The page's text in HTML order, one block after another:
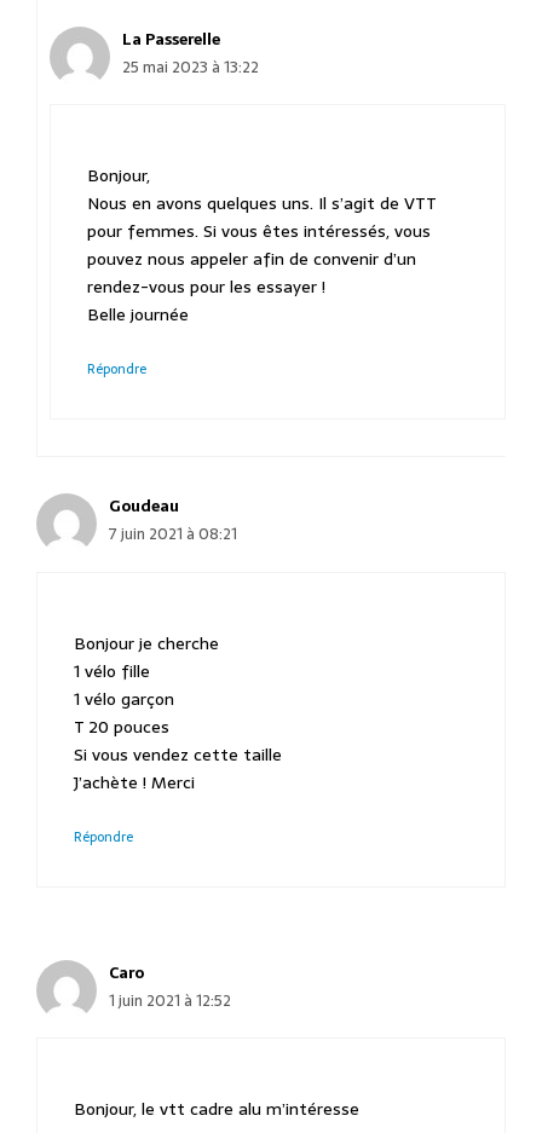
La Passerelle
25 mai 2023 à 13:22
Bonjour,
Nous en avons quelques uns. Il s’agit de VTT
pour femmes. Si vous êtes intéressés, vous
pouvez nous appeler afin de convenir d’un
rendez-vous pour les essayer !
Belle journée
Répondre
Goudeau
7 juin 2021 à 08:21
Bonjour je cherche
1 vélo fille
1 vélo garçon
T 20 pouces
Si vous vendez cette taille
J’achète ! Merci
Répondre
Caro
1 juin 2021 à 12:52
Bonjour, le vtt cadre alu m’intéresse